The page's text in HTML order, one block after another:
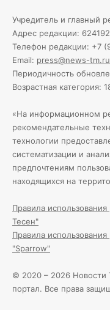
Учредитель и главный
Адрес редакции:
Телефон редакции: +7
Email: press@news-tm.ru
Периодичность
Возрастная категория:
«На информационном
рекомендательные
технологии
систематизации и
предпочтениям
находящихся на
Правила
Тесен"
Правила
"Sparrow"
© 2020 – 2026
портал. Все права